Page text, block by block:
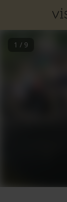
1 / 9